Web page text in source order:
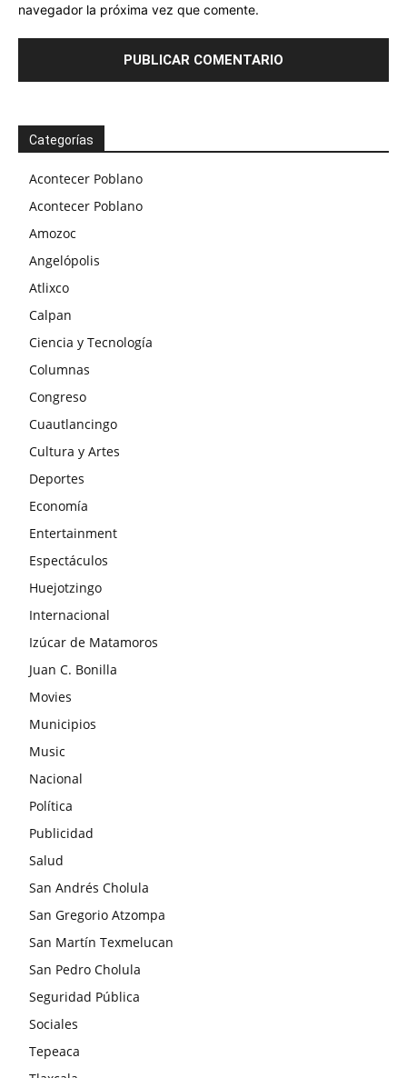
navegador la próxima vez que comente.
Categorías
Acontecer Poblano
Acontecer Poblano
Amozoc
Angelópolis
Atlixco
Calpan
Ciencia y Tecnología
Columnas
Congreso
Cuautlancingo
Cultura y Artes
Deportes
Economía
Entertainment
Espectáculos
Huejotzingo
Internacional
Izúcar de Matamoros
Juan C. Bonilla
Movies
Municipios
Music
Nacional
Política
Publicidad
Salud
San Andrés Cholula
San Gregorio Atzompa
San Martín Texmelucan
San Pedro Cholula
Seguridad Pública
Sociales
Tepeaca